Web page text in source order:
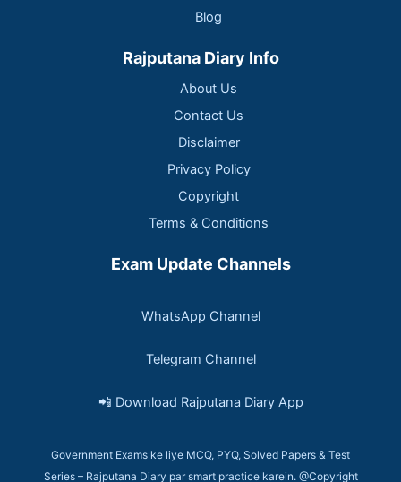
Blog
Rajputana Diary Info
About Us
Contact Us
Disclaimer
Privacy Policy
Copyright
Terms & Conditions
Exam Update Channels
WhatsApp Channel
Telegram Channel
📲 Download Rajputana Diary App
Government Exams ke liye MCQ, PYQ, Solved Papers & Test
Series – Rajputana Diary par smart practice karein. @Copyright